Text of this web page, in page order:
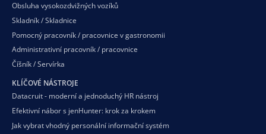
Obsluha vysokozdvižných vozíků
Skladník / Skladnice
Pomocný pracovník / pracovnice v gastronomii
Administrativní pracovník / pracovnice
Číšník / Servírka
KLÍČOVÉ NÁSTROJE
Datacruit - moderní a jednoduchý HR nástroj
Efektivní nábor s jenHunter: krok za krokem
Jak vybrat vhodný personální informační systém